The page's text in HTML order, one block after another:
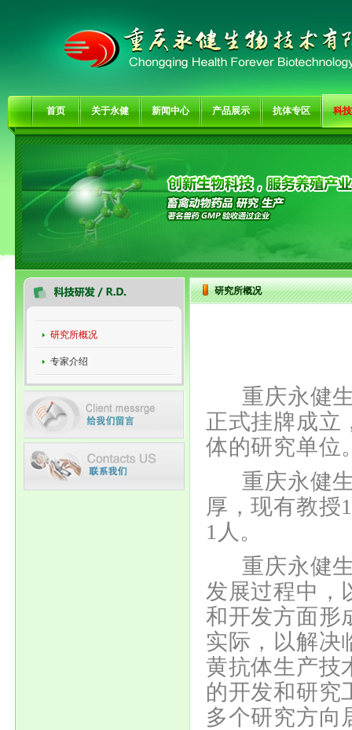
首页 关于永健 新闻中心 产品展示 抗体专区 科
研究所概况
专家介绍
研究所概况
重庆永健生
正式挂牌成立
体的研究单位
重庆永健生
厚，现有教授
1人。
重庆永健生
发展过程中，
和开发方面形
实际，以解决
黄抗体生产技
的开发和研究
多个研究方向